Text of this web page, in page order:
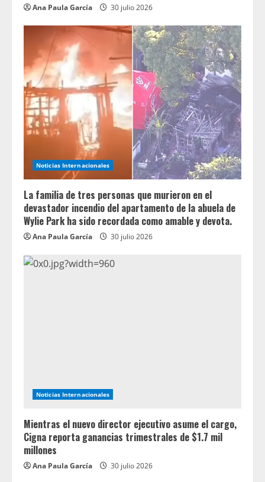
Ana Paula García 30 julio 2026
Noticias Internacionales
La familia de tres personas que murieron en el
devastador incendio del apartamento de la abuela de
Wylie Park ha sido recordada como amable y devota.
Ana Paula García 30 julio 2026
Noticias Internacionales
Mientras el nuevo director ejecutivo asume el cargo,
Cigna reporta ganancias trimestrales de $1.7 mil
millones
Ana Paula García 30 julio 2026